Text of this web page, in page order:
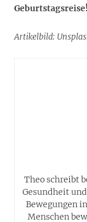
Geburtstagsreise!
Artikelbild:
Theo schreibt
Gesundheit
Bewegungen
Menschen